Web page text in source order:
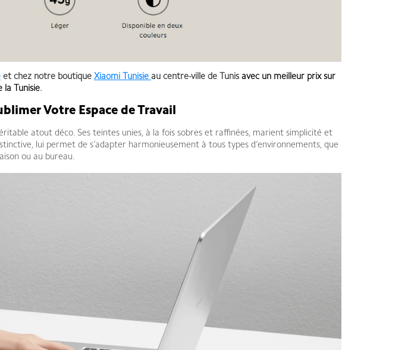
et chez notre boutique Xiaomi Tunisie au centre-ville de Tunis avec un meilleur prix sur
la Tunisie.
Votre Espace de Travail
atout déco. Ses teintes unies, à la fois sobres et raffinées, marient simplicité et
lui permet de s’adapter harmonieusement à tous types d’environnements, que
ou au bureau.